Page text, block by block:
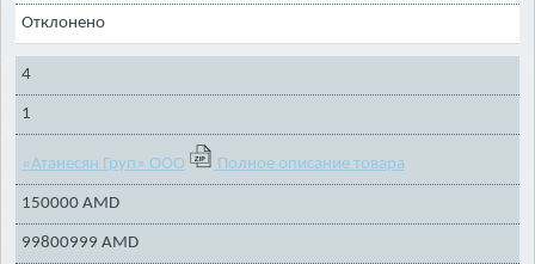
Отклонено
4
1
«Атанесян Груп» ООО Полное описание товара
150000 AMD
99800999 AMD